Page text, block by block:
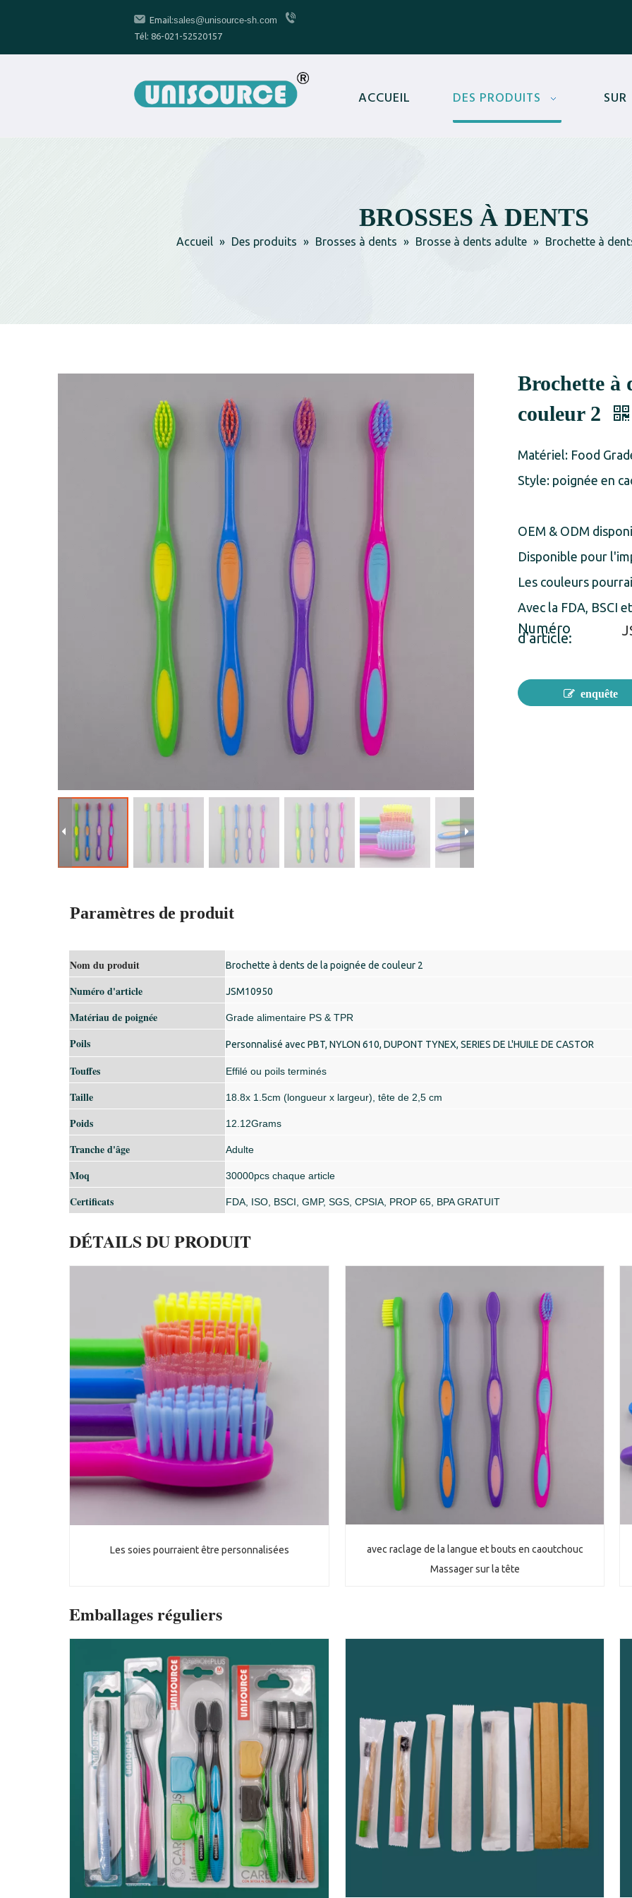
Email:sales@unisource-sh.com
Tél: 86-021-52520157
ACCUEIL DES PRODUITS SUR
BROSSES À DENTS
Accueil » Des produits » Brosses à dents » Brosse à dents adulte » Brochette à
Brochette à
couleur 2
Matériel: Food
Style: poignée en
OEM & ODM
Disponible pour
Les couleurs
Avec la FDA, BSCI
Numéro
d'article:
enquête
Paramètres de produit
Nom du produit Brochette à dents de la poignée de couleur 2
Numéro d'article JSM10950
Matériau de poignée Grade alimentaire PS & TPR
Poils Personnalisé avec PBT, NYLON 610, DUPONT TYNEX, SERIES DE L'HUILE DE CASTOR
Touffes Effilé ou poils terminés
Taille 18.8x 1.5cm (longueur x largeur), tête de 2,5 cm
Poids 12.12Grams
Tranche d'âge Adulte
Moq 30000pcs chaque article
Certificats FDA, ISO, BSCI, GMP, SGS, CPSIA, PROP 65, BPA GRATUIT
DÉTAILS DU PRODUIT
Les soies pourraient être personnalisées
avec raclage de la langue et bouts en caoutchouc
Massager sur la tête
Emballages réguliers